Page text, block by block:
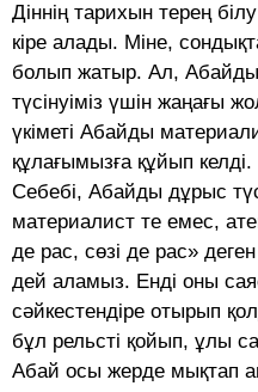
Діннің тарихын терең
кіре алады. Міне,
болып жатыр. Ал, Абайды
түсінуіміз үшін жаңағы
үкіметі Абайды
құлағымызға құйып
Себебі, Абайды дұрыс
материалист те емес,
де рас, сөзі де рас»
дей аламыз. Енді оны
сәйкестендіре отырып
бұл рельсті қойып, ұлы
Абай осы жерде мықтап